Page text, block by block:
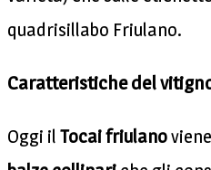
quadrisillabo Friulano.
Caratteristiche del
Oggi il Tocai friulano